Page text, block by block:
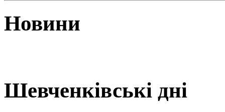
Новини
Шевченківські дні